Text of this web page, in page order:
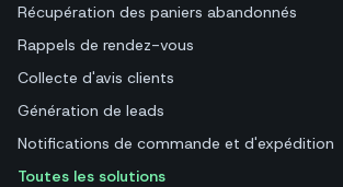
Récupération des paniers abandonnés
Rappels de rendez-vous
Collecte d'avis clients
Génération de leads
Notifications de commande et d'expédition
Toutes les solutions